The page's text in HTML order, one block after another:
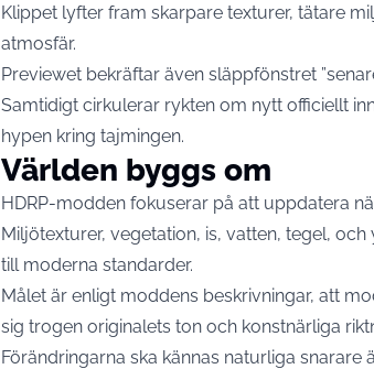
Klippet lyfter fram skarpare texturer, tätare
atmosfär.
Previewet bekräftar även släppfönstret
Samtidigt cirkulerar rykten om nytt officiellt
hypen kring tajmingen.
Världen byggs om
HDRP-modden fokuserar på att uppdatera
Miljötexturer, vegetation, is, vatten, tegel,
till moderna standarder.
Målet är enligt moddens beskrivningar, att
sig trogen originalets ton och konstnärliga
Förändringarna ska kännas naturliga snarare